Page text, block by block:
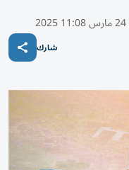
24 مارس 11:08 2025
شارك